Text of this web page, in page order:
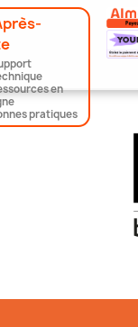
en
pratiques